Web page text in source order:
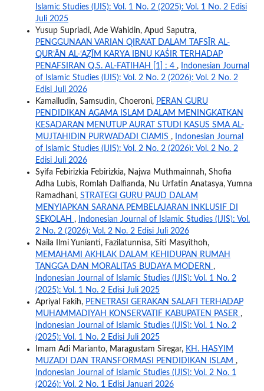
Islamic Studies (IJIS): Vol. 1 No. 2 (2025): Vol. 1 No. 2 Edisi
Juli 2025
Yusup Supriadi, Ade Wahidin, Apud Saputra,
PENGGUNAAN VARIAN QIRA’AT DALAM TAFSĪR AL-
QUR’ĀN AL-‘AẒĪM KARYA IBNU KAṠIR TERHADAP
PENAFSIRAN Q.S. AL-FATIHAH [1] : 4 ,
Indonesian Journal
of Islamic Studies (IJIS): Vol. 2 No. 2 (2026): Vol. 2 No. 2
Edisi Juli 2026
Kamalludin, Samsudin, Choeroni, PERAN GURU
PENDIDIKAN AGAMA ISLAM DALAM MENINGKATKAN
KESADARAN MENUTUP AURAT STUDI KASUS SMA AL-
MUJTAHIDIN PURWADADI CIAMIS ,
Indonesian Journal
of Islamic Studies (IJIS): Vol. 2 No. 2 (2026): Vol. 2 No. 2
Edisi Juli 2026
Syifa Febirizkia Febirizkia, Najwa Muthmainnah, Shofia
Adha Lubis, Romlah Dalfianda, Nu Urfatin Anatasya, Yumna
Ramadhani, STRATEGI GURU PAUD DALAM
MENYIAPKAN SARANA PEMBELAJARAN INKLUSIF DI
SEKOLAH ,
Indonesian Journal of Islamic Studies (IJIS): Vol.
2 No. 2 (2026): Vol. 2 No. 2 Edisi Juli 2026
Naila Ilmi Yunianti, Fazilatunnisa, Siti Masyithoh,
MEMAHAMI AKHLAK DALAM KEHIDUPAN RUMAH
TANGGA DAN MORALITAS BUDAYA MODERN ,
Indonesian Journal of Islamic Studies (IJIS): Vol. 1 No. 2
(2025): Vol. 1 No. 2 Edisi Juli 2025
Apriyal Fakih, PENETRASI GERAKAN SALAFI TERHADAP
MUHAMMADIYAH KONSERVATIF KABUPATEN PASER ,
Indonesian Journal of Islamic Studies (IJIS): Vol. 1 No. 2
(2025): Vol. 1 No. 2 Edisi Juli 2025
Imam Adi Marianto, Maragustam Siregar, KH. HASYIM
MUZADI DAN TRANSFORMASI PENDIDIKAN ISLAM ,
Indonesian Journal of Islamic Studies (IJIS): Vol. 2 No. 1
(2026): Vol. 2 No. 1 Edisi Januari 2026